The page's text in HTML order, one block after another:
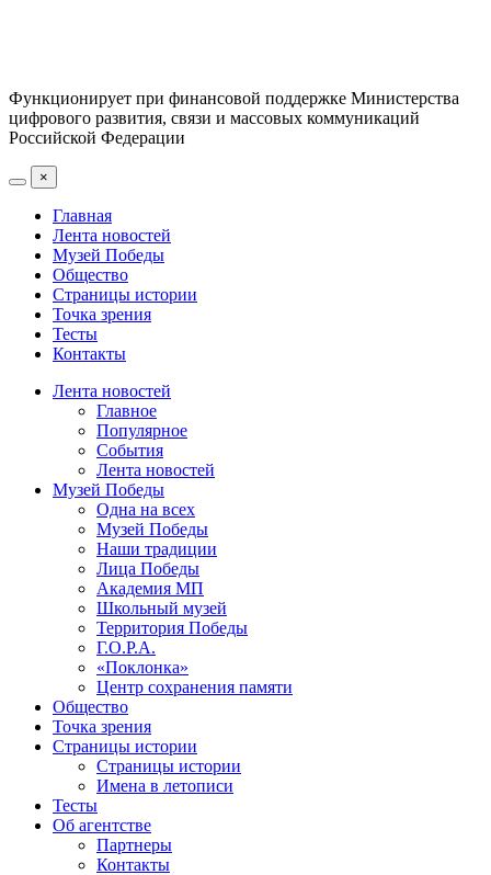
Функционирует при финансовой поддержке Министерства
цифрового развития, связи и массовых коммуникаций
Российской Федерации
×
Главная
Лента новостей
Музей Победы
Общество
Страницы истории
Точка зрения
Тесты
Контакты
Лента новостей
Главное
Популярное
События
Лента новостей
Музей Победы
Одна на всех
Музей Победы
Наши традиции
Лица Победы
Академия МП
Школьный музей
Территория Победы
Г.О.Р.А.
«Поклонка»
Центр сохранения памяти
Общество
Точка зрения
Страницы истории
Страницы истории
Имена в летописи
Тесты
Об агентстве
Партнеры
Контакты